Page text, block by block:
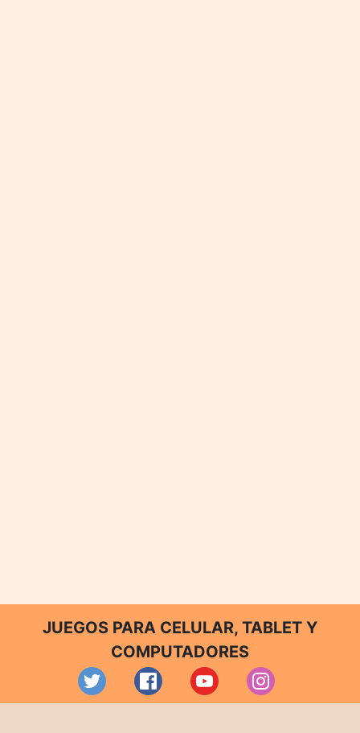
JUEGOS PARA CELULAR, TABLET Y
COMPUTADORES